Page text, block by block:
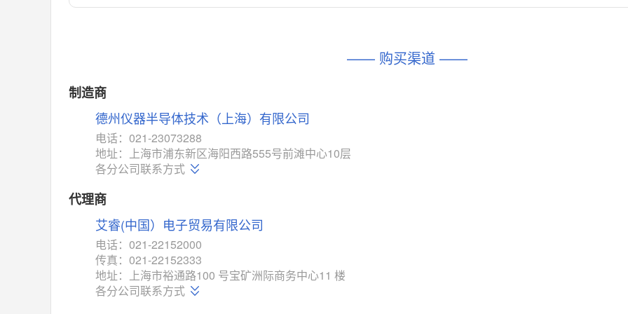
对比
MAX14760
M74HC4852 (意法-ST)
相同功能 相似度 52% 对比
相同功能
TC4052BFT (东芝-Toshiba)
相同功能 相似度 50%
ISL54233 (瑞萨-Renesas)
相同功能 相似度 49%
对比
相似度 44%
相同功能
SGM7232
—— 购买渠道 ——
制造商
德州仪器半导体技术（上海）有限公司
电话：021-23073288
地址：上海市浦东新区海阳西路555号前滩中心10层
各分公司联系方式
代理商
艾睿(中国）电子贸易有限公司
电话：021-22152000
传真：021-22152333
地址：上海市裕通路100 号宝矿洲际商务中心11 楼
各分公司联系方式